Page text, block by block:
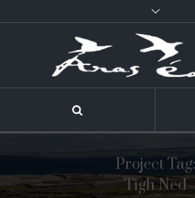
Project Tag:
Tigh Ned